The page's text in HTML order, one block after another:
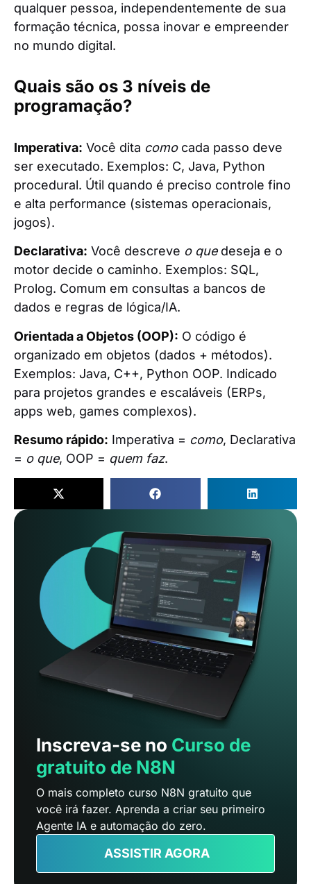
qualquer pessoa, independentemente de sua
formação técnica, possa inovar e empreender
no mundo digital.
Quais são os 3 níveis de
programação?
Imperativa: Você dita comocada passo deve
ser executado. Exemplos: C, Java, Python
procedural. Útil quando é preciso controle fino
e alta performance (sistemas operacionais,
jogos).
Declarativa: Você descreve o quedeseja e o
motor decide o caminho. Exemplos: SQL,
Prolog. Comum em consultas a bancos de
dados e regras de lógica/IA.
Orientada a Objetos (OOP): O código é
organizado em objetos (dados + métodos).
Exemplos: Java, C++, Python OOP. Indicado
para projetos grandes e escaláveis (ERPs,
apps web, games complexos).
Resumo rápido: Imperativa = como, Declarativa
= o que, OOP = quem faz.
Inscreva-se no Curso de
gratuito de N8N
O mais completo curso N8N gratuito que
você irá fazer. Aprenda a criar seu primeiro
Agente IA e automação do zero.
ASSISTIR AGORA